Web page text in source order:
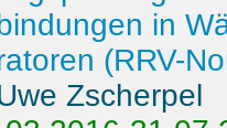
in
(RRV-
Zscherpel